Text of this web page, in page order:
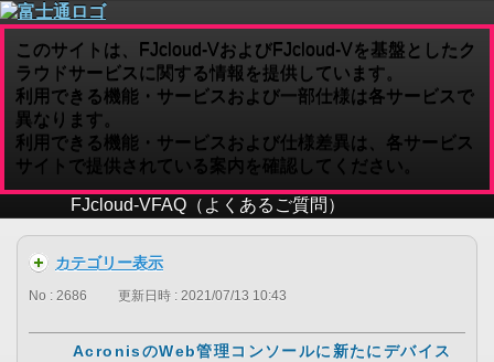
このサイトは、FJcloud-VおよびFJcloud-Vを基盤としたク
ラウドサービスに関する情報を提供しています。
利用できる機能・サービスおよび一部仕様は各サービスで
異なります。
利用できる機能・サービスおよび仕様差異は、各サービス
サイトで提供されている案内を確認してください。
FJcloud-VFAQ（よくあるご質問）
カテゴリー表示
No : 2686 更新日時 : 2021/07/13 10:43
AcronisのWeb管理コンソールに新たにデバイス